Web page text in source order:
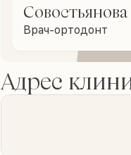
Врач-ортодонт
Адрес